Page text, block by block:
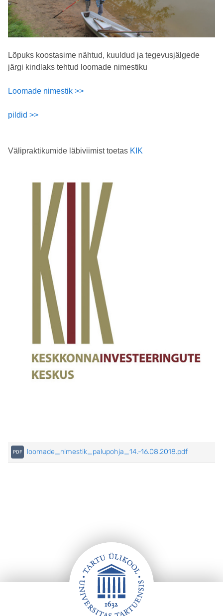
Lõpuks koostasime nähtud, kuuldud ja tegevusjälgede
järgi kindlaks tehtud loomade nimestiku
Loomade nimestik >>
pildid >>
Välipraktikumide läbiviimist toetas KIK
loomade_nimestik_palupohja_14.-16.08.2018.pdf